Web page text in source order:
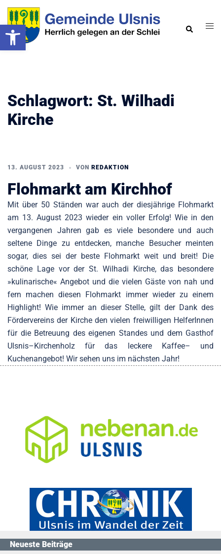
Zum
Inhalt
springen
Suche
Schlagwort: St. Wilhadi
Kirche
13. AUGUST 2023 VON REDAKTION
Flohmarkt am Kirchhof
Mit über 50 Ständen war auch der diesjährige Flohmarkt
am 13. August 2023 wieder ein voller Erfolg! Wie in den
vergangenen Jahren gab es viele besondere und auch
seltene Dinge zu entdecken, manche Besucher meinten
sogar, dies sei der beste Flohmarkt weit und breit! Die
schöne Lage vor der St. Wilhadi Kirche, das besondere
»kulinarische« Angebot und die vielen Gäste von nah und
fern machen diesen Flohmarkt immer wieder zu einem
Highlight! Wie immer an dieser Stelle, gilt der Dank des
Fördervereins der Kirche den vielen freiwilligen HelferInnen
für die Betreuung des eigenen Standes und dem Gasthof
Ulsnis–Kirchenholz für das leckere Kaffee– und
Kuchenangebot! Wir sehen uns im nächsten Jahr!
Neueste Beiträge
Werkzeugleiste öffnen